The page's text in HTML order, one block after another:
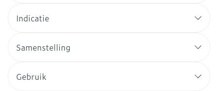
Indicatie
Samenstelling
Gebruik